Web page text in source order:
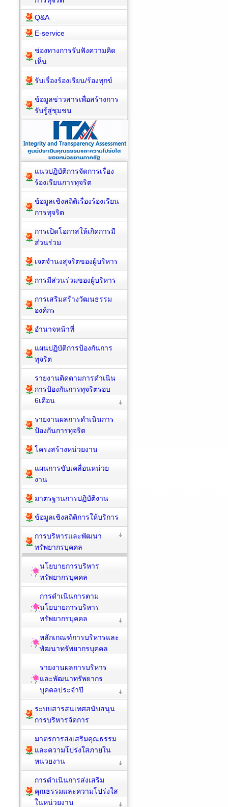
Q&A
E-service
ช่องทางการรับฟังความคิด
เห็น
รับเรื่องร้องเรียน/ร้องทุกข์
ข้อมูลข่าวสารเพื่อสร้างการ
รับรู้สู่ชุมชน
แนวปฏิบัติการจัดการเรื่อง
ร้องเรียนการทุจริต
ข้อมูลเชิงสถิติเรื่องร้องเรียน
การทุจริต
การเปิดโอกาสให้เกิดการมี
ส่วนร่วม
เจตจำนงสุจริตของผู้บริหาร
การมีส่วนร่วมของผู้บริหาร
การเสริมสร้างวัฒนธรรม
องค์กร
อำนาจหน้าที่
แผนปฏิบัติการป้องกันการ
ทุจริต
รายงานติดตามการดำเนิน
การป้องกันการทุจริตรอบ
6เดือน
รายงานผลการดำเนินการ
ป้องกันการทุจริต
โครงสร้างหน่วยงาน
แผนการขับเคลื่อนหน่วย
งาน
มาตรฐานการปฏิบัติงาน
ข้อมูลเชิงสถิติการให้บริการ
การบริหารและพัฒนา
ทรัพยากรบุคคล
นโยบายการบริหาร
ทรัพยากรบุคคล
การดำเนินการตาม
นโยบายการบริหาร
ทรัพยากรบุคคล
หลักเกณฑ์การบริหารและ
พัฒนาทรัพยากรบุคคล
รายงานผลการบริหาร
และพัฒนาทรัพยากร
บุคคลประจำปี
ระบบสารสนเทศสนับสนุน
การบริหารจัดการ
มาตรการส่งเสริมคุณธรรม
และความโปร่งใสภายใน
หน่วยงาน
การดำเนินการส่งเสริม
คุณธรรมและความโปร่งใส
ในหน่วยงาน